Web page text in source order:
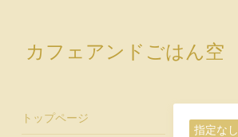
カフェアンドごはん空
指定なし
トップページ